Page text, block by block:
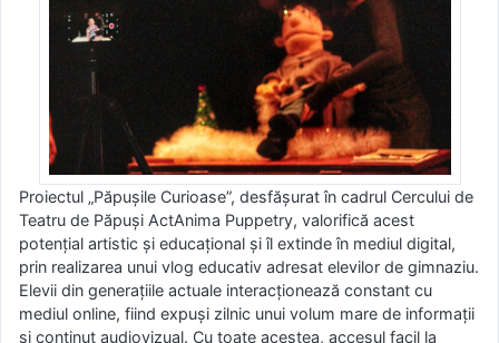
Proiectul „Păpușile Curioase”, desfășurat în cadrul Cercului de
Teatru de Păpuși ActAnima Puppetry, valorifică acest
potențial artistic și educațional și îl extinde în mediul digital,
prin realizarea unui vlog educativ adresat elevilor de gimnaziu.
Elevii din generațiile actuale interacționează constant cu
mediul online, fiind expuși zilnic unui volum mare de informații
și conținut audiovizual. Cu toate acestea, accesul facil la